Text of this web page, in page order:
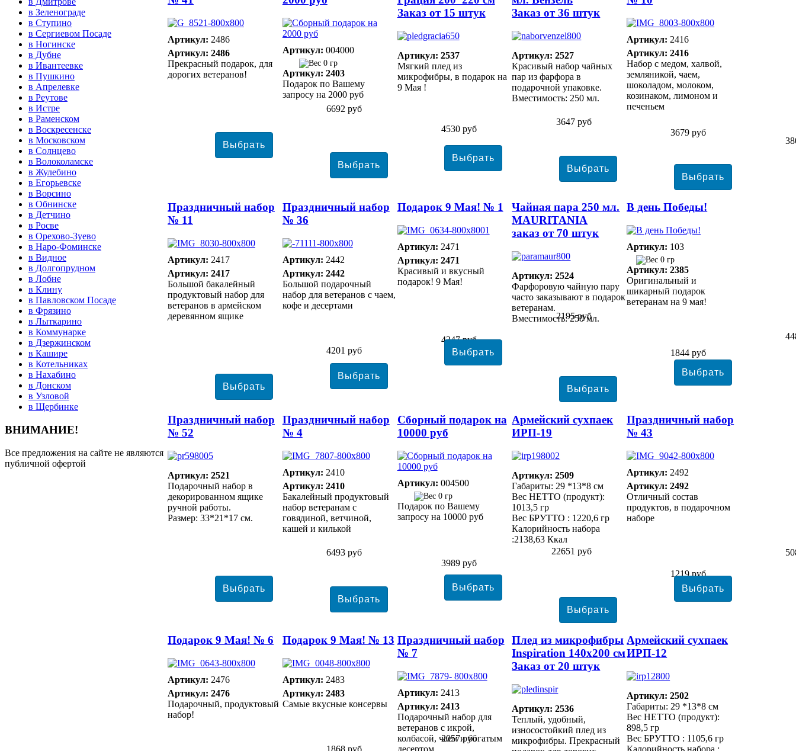
Артикул: 2486
Артикул: 2486
Прекрасный подарок, для
дорогих ветеранов!
6692 руб
Артикул: 004000
0 гр
Артикул: 2403
Подарок по Вашему
запросу на 2000 руб
4530 руб
Заказ от 15 штук
Артикул: 2537
Мягкий плед из
микрофибры, в подарок на
9 Мая !
3647 руб
Заказ от 36 штук
Артикул: 2527
Красивый набор чайных
пар из фарфора в
подарочной упаковке.
Вместимость: 250 мл.
3679 руб
Артикул: 2416
Артикул: 2416
Набор с медом, халвой,
земляникой, чаем,
шоколадом, молоком,
козинаком, лимоном и
печеньем
Праздничный набор
№ 11
Артикул: 2417
Артикул: 2417
Большой бакалейный
продуктовый набор для
ветеранов в армейском
деревянном ящике
4201 руб
Праздничный набор
№ 36
Артикул: 2442
Артикул: 2442
Большой подарочный
набор для ветеранов с чаем,
кофе и десертами
4347 руб
Подарок 9 Мая! № 1
Артикул: 2471
Артикул: 2471
Красивый и вкусный
подарок! 9 Мая!
2195 руб
Чайная пара 250 мл.
MAURITANIA
заказ от 70 штук
Артикул: 2524
Фарфоровую чайную пару
часто заказывают в подарок
ветеранам.
Вместимость: 250 мл.
1844 руб
В день Победы!
Артикул: 103
0 гр
Артикул: 2385
Оригинальный и
шикарный подарок
ветеранам на 9 мая!
Праздничный набор
№ 52
Артикул: 2521
Подарочный набор в
декорированном ящике
ручной работы.
Размер: 33*21*17 см.
6493 руб
Праздничный набор
№ 4
Артикул: 2410
Артикул: 2410
Бакалейный продуктовый
набор ветеранам с
говядиной, ветчиной,
кашей и килькой
3989 руб
Сборный подарок на
10000 руб
Артикул: 004500
0 гр
Подарок по Вашему
запросу на 10000 руб
22651 руб
Армейский сухпаек
ИРП-19
Артикул: 2509
Габариты: 29 *13*8 см
Вес НЕТТО (продукт):
1013,5 гр
Вес БРУТТО : 1220,6 гр
Калорийность набора
:2138,63 Ккал
1219 руб
Праздничный набор
№ 43
Артикул: 2492
Артикул: 2492
Отличный состав
продуктов, в подарочном
наборе
Подарок 9 Мая! № 6
Артикул: 2476
Артикул: 2476
Подарочный, продуктовый
набор!
1868 руб
Подарок 9 Мая! № 13
Артикул: 2483
Артикул: 2483
Самые вкусные консервы
2057 руб
Праздничный набор
№ 7
Артикул: 2413
Артикул: 2413
Подарочный набор для
ветеранов с икрой,
колбасой, чаем и богатым
десертом
Плед из микрофибры
Inspiration 140х200 см
Заказ от 20 штук
Артикул: 2536
Теплый, удобный,
износостойкий плед из
микрофибры. Прекрасный
Армейский сухпаек
ИРП-12
Артикул: 2502
Габариты: 29 *13*8 см
Вес НЕТТО (продукт):
898,5 гр
Вес БРУТТО : 1105,6 гр
Калорийность набора :
в Зеленограде
в Ступино
в Сергиевом Посаде
в Ногинске
в Дубне
в Ивантеевке
в Пушкино
в Апрелевке
в Реутове
в Истре
в Раменском
в Воскресенске
в Московском
в Солнцево
в Волоколамске
в Жулебино
в Егорьевске
в Ворсино
в Обнинске
в Детчино
в Росве
в Орехово-Зуево
в Наро-Фоминске
в Видное
в Долгопрудном
в Лобне
в Клину
в Павловском Посаде
в Фрязино
в Лыткарино
в Коммунарке
в Дзержинском
в Кашире
в Котельниках
в Нахабино
в Донском
в Узловой
в Щербинке
ВНИМАНИЕ!
Все предложения на сайте не являются
публичной офертой